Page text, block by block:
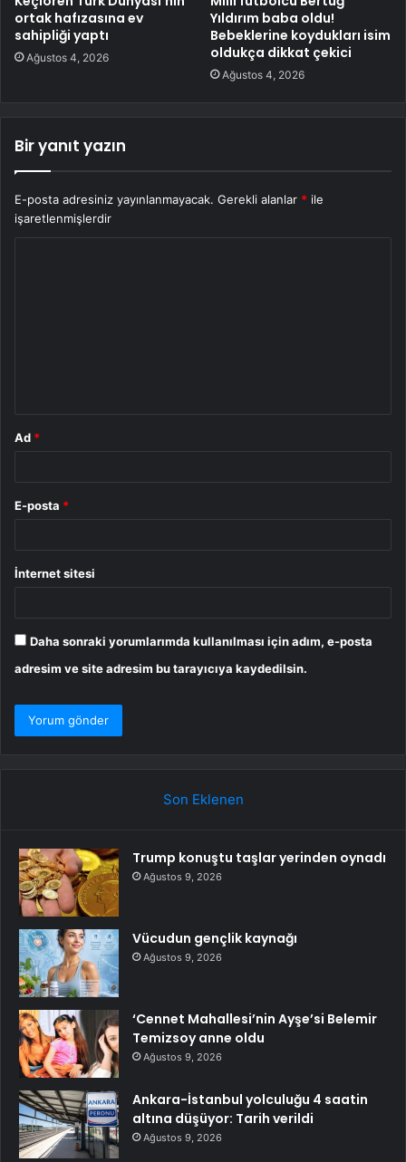
ortak hafızasına ev
sahipliği yaptı
Ağustos 4, 2026
Yıldırım baba oldu!
Bebeklerine koydukları isim
oldukça dikkat çekici
Ağustos 4, 2026
Bir yanıt yazın
E-posta adresiniz yayınlanmayacak. Gerekli alanlar * ile
işaretlenmişlerdir
Ad *
E-posta *
İnternet sitesi
Daha sonraki yorumlarımda kullanılması için adım, e-posta
adresim ve site adresim bu tarayıcıya kaydedilsin.
Son Eklenen
Trump konuştu taşlar yerinden oynadı
Ağustos 9, 2026
Vücudun gençlik kaynağı
Ağustos 9, 2026
‘Cennet Mahallesi’nin Ayşe’si Belemir
Temizsoy anne oldu
Ağustos 9, 2026
Ankara-İstanbul yolculuğu 4 saatin
altına düşüyor: Tarih verildi
Ağustos 9, 2026